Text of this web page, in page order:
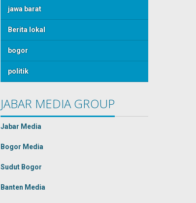
jawa barat
Berita lokal
bogor
politik
JABAR MEDIA GROUP
Jabar Media
Bogor Media
Sudut Bogor
Banten Media